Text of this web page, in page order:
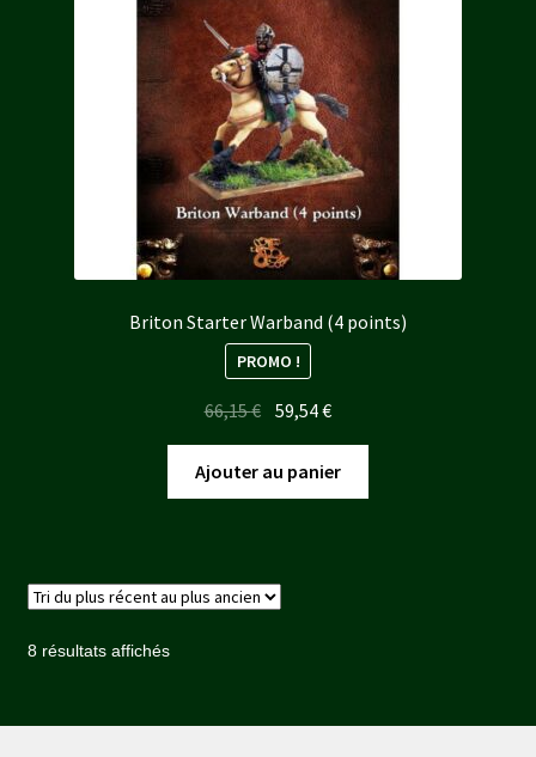
Briton Starter Warband (4 points)
PROMO !
66,15€ Le
initial
était :
59,54€Le
actuel
est :
Ajouter au panier
8 résultats affichésTrié
récent